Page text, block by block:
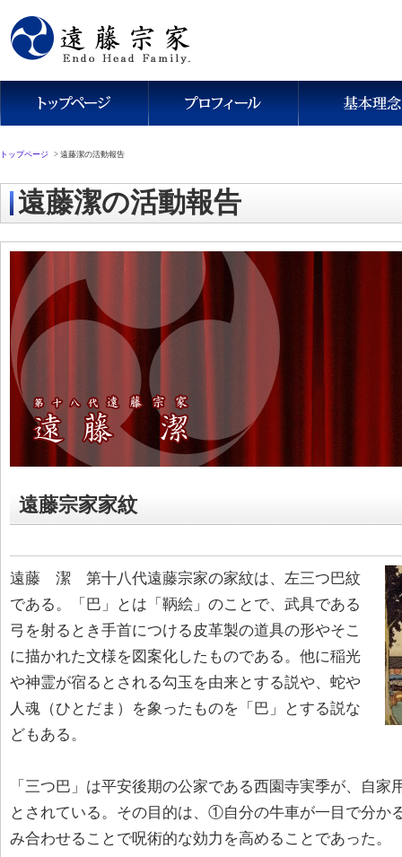
トップページ > 遠藤潔の活動報告
遠藤潔の活動報告
遠藤宗家家紋
遠藤 潔 第十八代遠藤宗家の家紋は、左三つ巴紋
である。「巴」とは「鞆絵」のことで、武具である
弓を射るとき手首につける皮革製の道具の形やそこ
に描かれた文様を図案化したものである。他に稲光
や神霊が宿るとされる勾玉を由来とする説や、蛇や
人魂（ひとだま）を象ったものを「巴」とする説な
どもある。
「三つ巴」は平安後期の公家である西園寺実季が、自
とされている。その目的は、①自分の牛車が一目で分
み合わせることで呪術的な効力を高めることであった。